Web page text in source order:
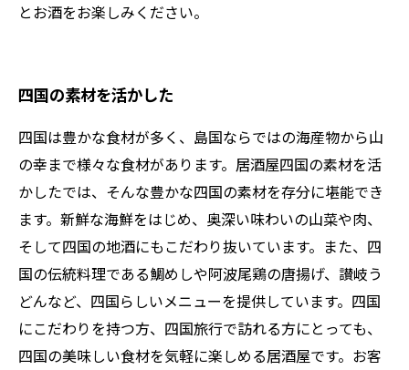
とお酒をお楽しみください。
四国の素材を活かした
四国は豊かな食材が多く、島国ならではの海産物から山
の幸まで様々な食材があります。居酒屋四国の素材を活
かしたでは、そんな豊かな四国の素材を存分に堪能でき
ます。新鮮な海鮮をはじめ、奥深い味わいの山菜や肉、
そして四国の地酒にもこだわり抜いています。また、四
国の伝統料理である鯛めしや阿波尾鶏の唐揚げ、讃岐う
どんなど、四国らしいメニューを提供しています。四国
にこだわりを持つ方、四国旅行で訪れる方にとっても、
四国の美味しい食材を気軽に楽しめる居酒屋です。お客